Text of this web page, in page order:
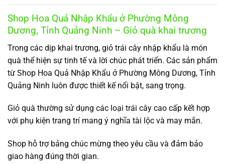
Shop Hoa Quả Nhập Khẩu ở Phường Mông
Dương, Tỉnh Quảng Ninh – Giỏ quà khai trương
Trong các dịp khai trương, giỏ trái cây nhập khẩu là món
quà thể hiện sự tinh tế và lời chúc phát triển. Các sản phẩm
từ Shop Hoa Quả Nhập Khẩu ở Phường Mông Dương, Tỉnh
Quảng Ninh luôn được thiết kế nổi bật, sang trọng.
Giỏ quà thường sử dụng các loại trái cây cao cấp kết hợp
với phụ kiện trang trí mang ý nghĩa tài lộc và may mắn.
Shop hỗ trợ bảng chúc mừng theo yêu cầu và đảm bảo
giao hàng đúng thời gian.